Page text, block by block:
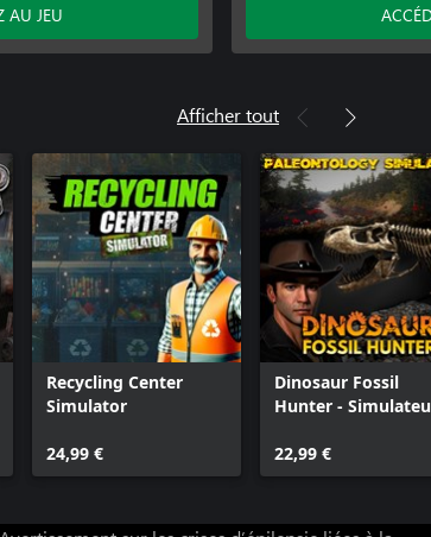
AU JEU
Afficher tout
Recycling Center
Simulator
24,99 €
Dinosaur Fossil
Hunter -
22,99 €